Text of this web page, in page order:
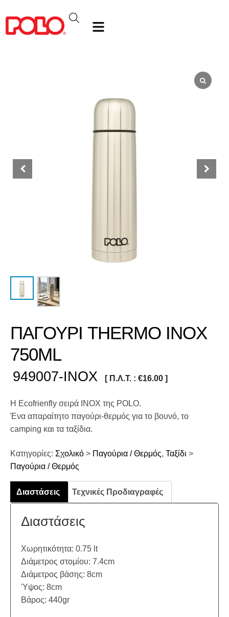
ΠΑΓΟΥΡΙ THERMO INOX
750ML
949007-INOX [ Π.Λ.Τ. : €16.00 ]
Η Ecofrienfly σειρά INOX της POLO.
Ένα απαραίτητο παγούρι-θερμός για το βουνό, το
camping και τα ταξίδια.
Κατηγορίες: Σχολικό > Παγούρια / Θερμός, Ταξίδι >
Παγούρια / Θερμός
Διαστάσεις Τεχνικές Προδιαγραφές
Διαστάσεις
Χωρητικότητα: 0.75 lt
Διάμετρος στομίου: 7.4cm
Διάμετρος βάσης: 8cm
Ύψος: 8cm
Βάρος: 440gr